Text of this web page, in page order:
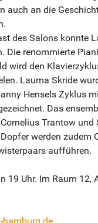
auch an die
des Salons konnte
Die renommierte
wird den
Lauma Skride
Hensels Zyklus
Das
Trantow und
werden zudem
aufführen.
19 Uhr. Im Raum 12,